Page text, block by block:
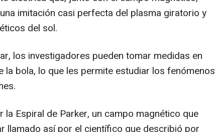
imitación casi perfecta del plasma giratorio y
del sol.
los investigadores pueden tomar medidas en
la bola, lo que les permite estudiar los fenómenos
la Espiral de Parker, un campo magnético que
llamado así por el científico que describió por